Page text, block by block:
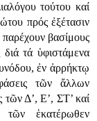
τούτου καί
πρός ἐξέτασιν
βασίμους
τά ὑφιστάμενα
ἐν ἀρρήκτῳ
τῶν ἄλλων
Δ’, Ε’, ΣΤ’ καί
ἑκατέρωθεν